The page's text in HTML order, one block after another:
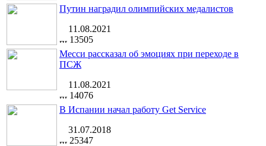
Путин наградил олимпийских медалистов
11.08.2021
13505
Месси рассказал об эмоциях при переходе в
ПСЖ
11.08.2021
14076
В Испании начал работу Get Service
31.07.2018
25347